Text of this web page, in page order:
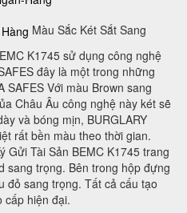
Màu Sắc Két Sắt Sang
K1745 sử dụng công nghệ
đây là một trong những
SAFES Với màu Brown sang
Châu Âu công nghệ này két sẽ
và bóng mịn, BURGLARY
rất bền màu theo thời gian.
Gửi Tài Sản BEMC K1745 trang
sang trọng. Bên trong hộp đựng
đỏ sang trọng. Tất cả cấu tạo
cấp hiện đại.